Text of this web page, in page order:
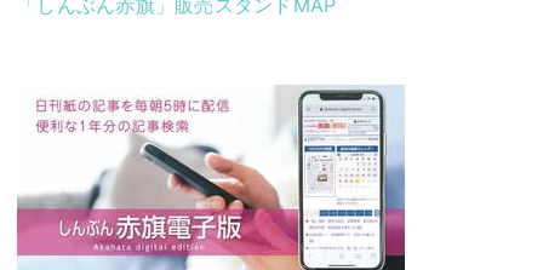
「しんぶん赤旗」販売スタンドMAP